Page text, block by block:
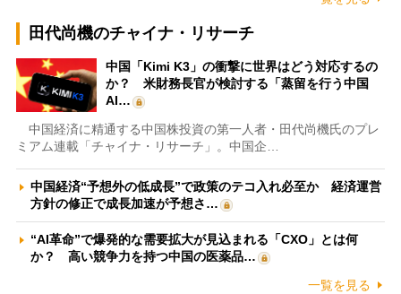
田代尚機のチャイナ・リサーチ
中国「Kimi K3」の衝撃に世界はどう対応するの
か？ 米財務長官が検討する「蒸留を行う中国
AI…
中国経済に精通する中国株投資の第一人者・田代尚機氏のプレ
ミアム連載「チャイナ・リサーチ」。中国企…
中国経済“予想外の低成長”で政策のテコ入れ必至か 経済運営
方針の修正で成長加速が予想さ…
“AI革命”で爆発的な需要拡大が見込まれる「CXO」とは何
か？ 高い競争力を持つ中国の医薬品…
一覧を見る